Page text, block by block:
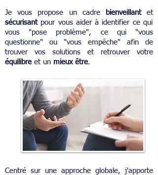
Je vous propose un cadre bienveillantet
sécurisant pour vous aider à identifier ce qui
vous "pose problème", ce qui "vous
questionne" ou "vous empêche" afin de
trouver vos solutions et retrouver votre
équilibreet un mieux être.
Centré sur une approche globale, j'apporte